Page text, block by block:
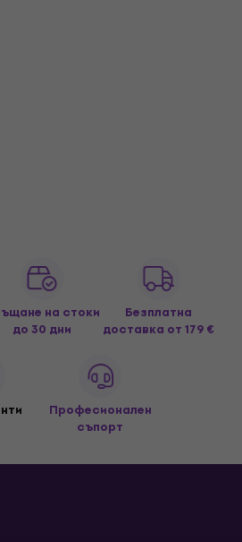
на стоки
до 30 дни
Безплатна
доставка от 179 €
Професионален
съпорт